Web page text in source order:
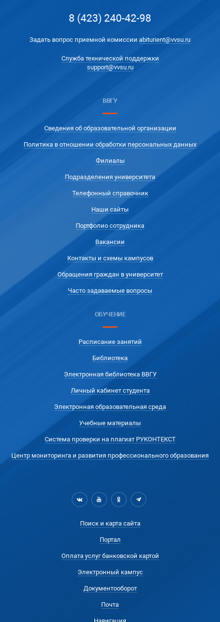
8 (423) 240-42-98
Задать вопрос приемной комиссии abiturient@vvsu.ru
Служба технической поддержки
support@vvsu.ru
ВВГУ
Сведения об образовательной организации
Политика в отношении обработки персональных данных
Филиалы
Подразделения университета
Телефонный справочник
Наши сайты
Портфолио сотрудника
Вакансии
Контакты и схемы кампусов
Обращения граждан в университет
Часто задаваемые вопросы
ОБУЧЕНИЕ
Расписание занятий
Библиотека
Электронная библиотека ВВГУ
Личный кабинет студента
Электронная образовательная среда
Учебные материалы
Система проверки на плагиат РУКОНТЕКСТ
Центр мониторинга и развития профессионального образования
Поиск и карта сайта
Портал
Оплата услуг банковской картой
Электронный кампус
Документооборот
Почта